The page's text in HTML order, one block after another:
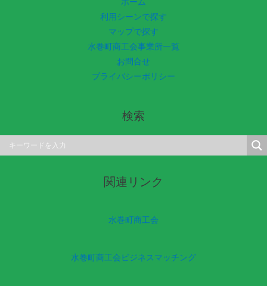
ホーム
利用シーンで探す
マップで探す
水巻町商工会事業所一覧
お問合せ
プライバシーポリシー
検索
関連リンク
水巻町商工会
水巻町商工会ビジネスマッチング